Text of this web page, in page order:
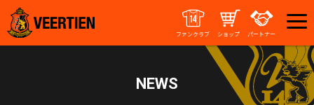
ファンクラブ ショップ パートナー
NEWS